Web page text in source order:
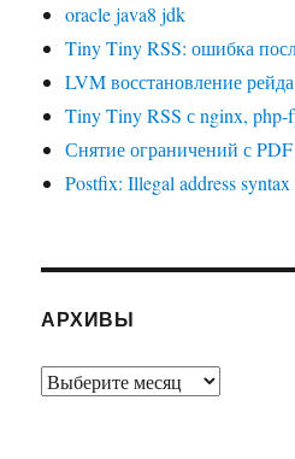
oracle java8 jdk
Tiny Tiny RSS: ошибка
LVM восстановление рейда
Tiny Tiny RSS с nginx, php-
Снятие ограничений с
Postfix: Illegal address syntax
АРХИВЫ
Архивы